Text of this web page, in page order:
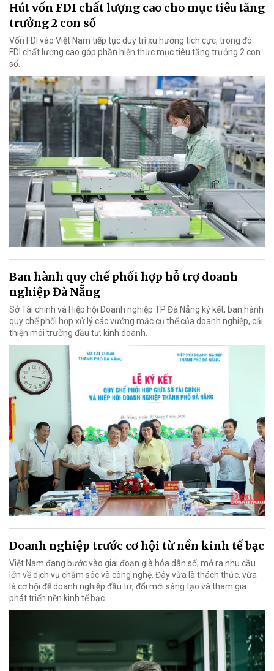
Hút vốn FDI chất lượng cao cho mục tiêu tăng
trưởng 2 con số
Vốn FDI vào Việt Nam tiếp tục duy trì xu hướng tích cực, trong đó
FDI chất lượng cao góp phần hiện thực mục tiêu tăng trưởng 2 con
số.
Ban hành quy chế phối hợp hỗ trợ doanh
nghiệp Đà Nẵng
Sở Tài chính và Hiệp hội Doanh nghiệp TP Đà Nẵng ký kết, ban hành
quy chế phối hợp xử lý các vướng mắc cụ thể của doanh nghiệp, cải
thiện môi trường đầu tư, kinh doanh.
Doanh nghiệp trước cơ hội từ nền kinh tế bạc
Việt Nam đang bước vào giai đoạn già hóa dân số, mở ra nhu cầu
lớn về dịch vụ chăm sóc và công nghệ. Đây vừa là thách thức, vừa
là cơ hội để doanh nghiệp đầu tư, đổi mới sáng tạo và tham gia
phát triển nền kinh tế bạc.